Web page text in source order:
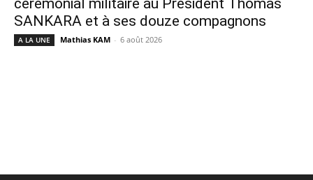
SANKARA et à ses douze compagnons
A LA UNE Mathias KAM - 6 août 2026